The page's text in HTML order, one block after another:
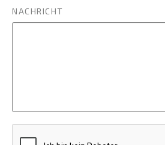
NACHRICHT